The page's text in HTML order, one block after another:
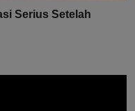
Serius Setelah